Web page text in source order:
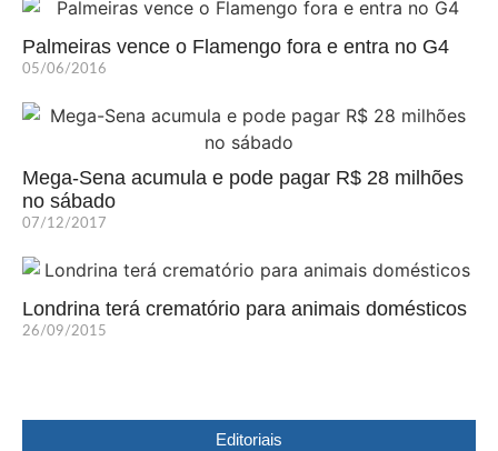
Palmeiras vence o Flamengo fora e entra no G4
05/06/2016
Mega-Sena acumula e pode pagar R$ 28 milhões
no sábado
07/12/2017
Londrina terá crematório para animais domésticos
26/09/2015
Editoriais